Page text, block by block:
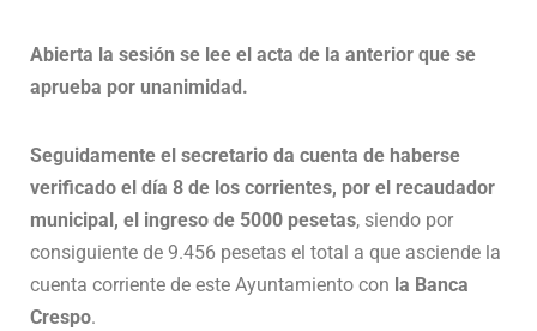
Abierta la sesión se lee el acta de la anterior que se
aprueba por unanimidad.
Seguidamente el secretario da cuenta de haberse
verificado el día 8 de los corrientes, por el recaudador
municipal, el ingreso de 5000 pesetas, siendo por
consiguiente de 9.456 pesetas el total a que asciende la
cuenta corriente de este Ayuntamiento con la Banca
Crespo.